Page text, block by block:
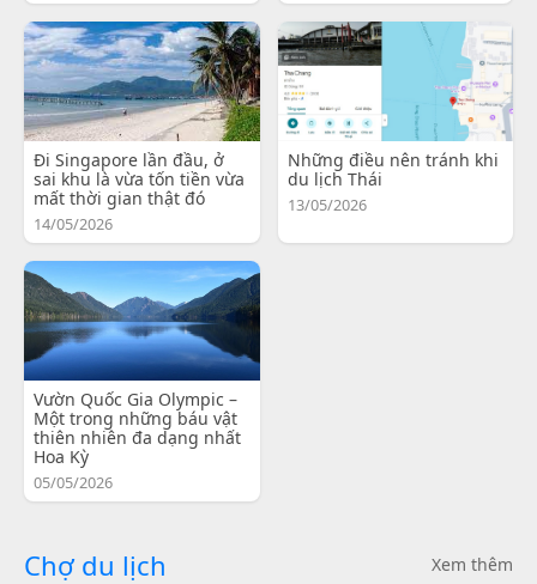
Đi Singapore lần đầu, ở
sai khu là vừa tốn tiền vừa
mất thời gian thật đó
14/05/2026
Những điều nên tránh khi
du lịch Thái
13/05/2026
Vườn Quốc Gia Olympic –
Một trong những báu vật
thiên nhiên đa dạng nhất
Hoa Kỳ
05/05/2026
Chợ du lịch Xem thêm